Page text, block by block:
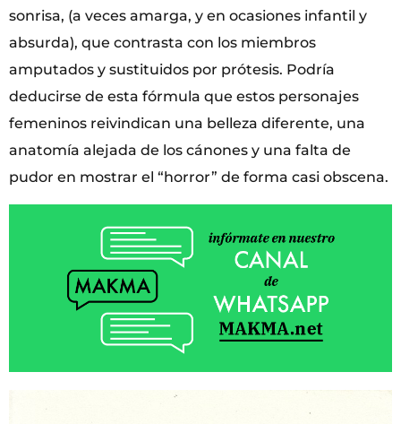
sonrisa, (a veces amarga, y en ocasiones infantil y
absurda), que contrasta con los miembros
amputados y sustituidos por prótesis. Podría
deducirse de esta fórmula que estos personajes
femeninos reivindican una belleza diferente, una
anatomía alejada de los cánones y una falta de
pudor en mostrar el “horror” de forma casi obscena.